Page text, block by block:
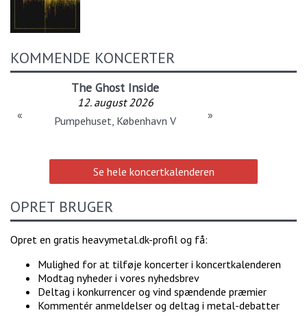
KOMMENDE KONCERTER
The Ghost Inside
12. august 2026
Pumpehuset, København V
« »
Se hele koncertkalenderen
OPRET BRUGER
Opret en gratis heavymetal.dk-profil og få:
Mulighed for at tilføje koncerter i koncertkalenderen
Modtag nyheder i vores nyhedsbrev
Deltag i konkurrencer og vind spændende præmier
Kommentér anmeldelser og deltag i metal-debatter